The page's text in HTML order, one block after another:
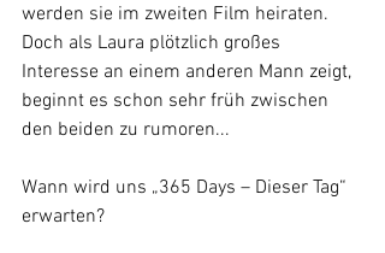
werden sie im zweiten Film heiraten.
Doch als Laura plötzlich großes
Interesse an einem anderen Mann zeigt,
beginnt es schon sehr früh zwischen
den beiden zu rumoren...
Wann wird uns „365 Days – Dieser Tag“
erwarten?